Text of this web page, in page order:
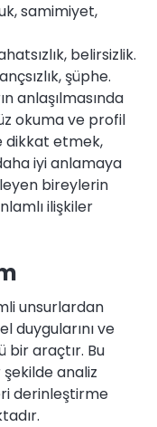
samimiyet,
belirsizlik.
şüphe.
anlaşılmasında
okuma ve profil
dikkat etmek,
iyi anlamaya
bireylerin
ilişkiler
unsurlardan
duygularını ve
bir araçtır. Bu
analiz
derinleştirme